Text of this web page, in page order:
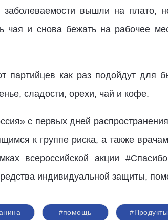
заболеваемости вышли на плато,
чая и снова бежать на рабочее
партийцев как раз подойдут для
сладости, орехи, чай и кофе.
с первых дней
к группе риска, а также
всероссийской акции
индивидуальной защиты,
#помощь #Продукты